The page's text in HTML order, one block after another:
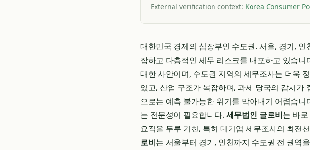
External verification context: Korea Consumer
대한민국 경제의 심장부인 수도권. 서울, 경기,
잡하고 다층적인 세무 리스크를 내포하고 있습
대한 사안이며, 수도권 지역의 세무조사는 더욱
있고, 산업 구조가 복잡하며, 과세 당국의 감시
으로는 예측 불가능한 위기를 막아내기 어렵습
는 전문성이 필요합니다. 세무법인 글로비는 바
요직을 두루 거친, 특히 대기업 세무조사의 최전
로비는 서울부터 경기, 인천까지 수도권 전 권역